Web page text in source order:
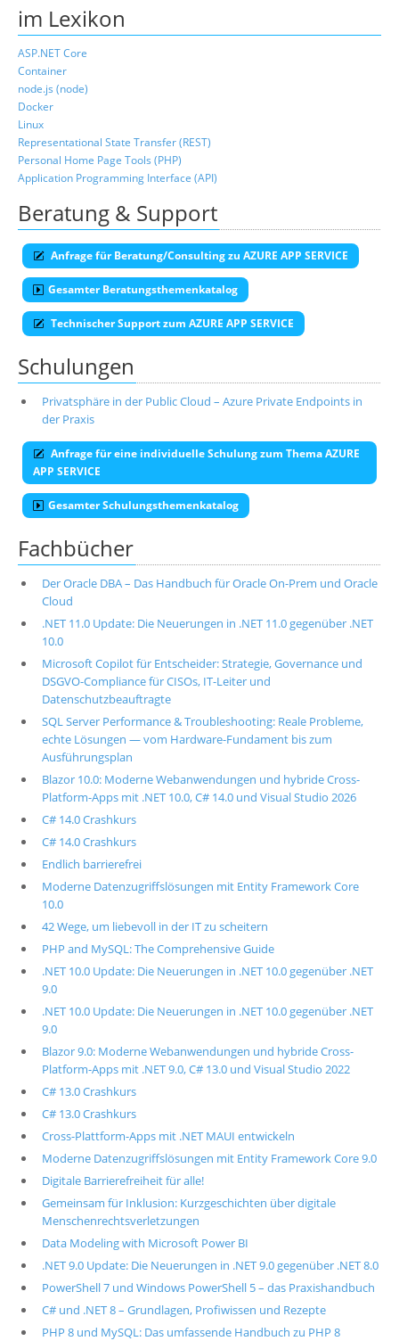
im Lexikon
ASP.NET Core
Container
node.js (node)
Docker
Linux
Representational State Transfer (REST)
Personal Home Page Tools (PHP)
Application Programming Interface (API)
Beratung & Support
Anfrage für Beratung/Consulting zu AZURE APP SERVICE
Gesamter Beratungsthemenkatalog
Technischer Support zum AZURE APP SERVICE
Schulungen
Privatsphäre in der Public Cloud – Azure Private Endpoints in
der Praxis
Anfrage für eine individuelle Schulung zum Thema AZURE
APP SERVICE
Gesamter Schulungsthemenkatalog
Fachbücher
Der Oracle DBA – Das Handbuch für Oracle On-Prem und Oracle
Cloud
.NET 11.0 Update: Die Neuerungen in .NET 11.0 gegenüber .NET
10.0
Microsoft Copilot für Entscheider: Strategie, Governance und
DSGVO-Compliance für CISOs, IT-Leiter und
Datenschutzbeauftragte
SQL Server Performance & Troubleshooting: Reale Probleme,
echte Lösungen — vom Hardware-Fundament bis zum
Ausführungsplan
Blazor 10.0: Moderne Webanwendungen und hybride Cross-
Platform-Apps mit .NET 10.0, C# 14.0 und Visual Studio 2026
C# 14.0 Crashkurs
C# 14.0 Crashkurs
Endlich barrierefrei
Moderne Datenzugriffslösungen mit Entity Framework Core
10.0
42 Wege, um liebevoll in der IT zu scheitern
PHP and MySQL: The Comprehensive Guide
.NET 10.0 Update: Die Neuerungen in .NET 10.0 gegenüber .NET
9.0
.NET 10.0 Update: Die Neuerungen in .NET 10.0 gegenüber .NET
9.0
Blazor 9.0: Moderne Webanwendungen und hybride Cross-
Platform-Apps mit .NET 9.0, C# 13.0 und Visual Studio 2022
C# 13.0 Crashkurs
C# 13.0 Crashkurs
Cross-Plattform-Apps mit .NET MAUI entwickeln
Moderne Datenzugriffslösungen mit Entity Framework Core 9.0
Digitale Barrierefreiheit für alle!
Gemeinsam für Inklusion: Kurzgeschichten über digitale
Menschenrechtsverletzungen
Data Modeling with Microsoft Power BI
.NET 9.0 Update: Die Neuerungen in .NET 9.0 gegenüber .NET 8.0
PowerShell 7 und Windows PowerShell 5 – das Praxishandbuch
C# und .NET 8 – Grundlagen, Profiwissen und Rezepte
PHP 8 und MySQL: Das umfassende Handbuch zu PHP 8